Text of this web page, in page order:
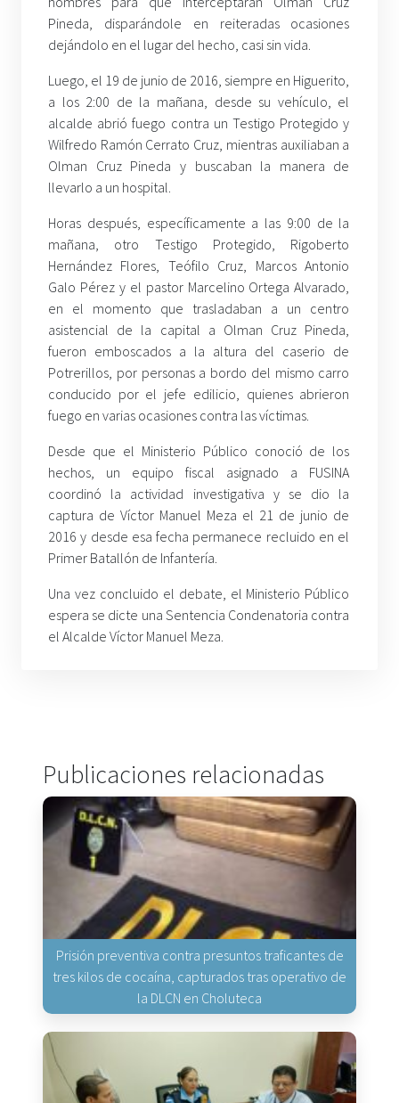
Pineda, disparándole en reiteradas ocasiones
dejándolo en el lugar del hecho, casi sin vida.
Luego, el 19 de junio de 2016, siempre en Higuerito,
a los 2:00 de la mañana, desde su vehículo, el
alcalde abrió fuego contra un Testigo Protegido y
Wilfredo Ramón Cerrato Cruz, mientras auxiliaban a
Olman Cruz Pineda y buscaban la manera de
llevarlo a un hospital.
Horas después, específicamente a las 9:00 de la
mañana, otro Testigo Protegido, Rigoberto
Hernández Flores, Teófilo Cruz, Marcos Antonio
Galo Pérez y el pastor Marcelino Ortega Alvarado,
en el momento que trasladaban a un centro
asistencial de la capital a Olman Cruz Pineda,
fueron emboscados a la altura del caserio de
Potrerillos, por personas a bordo del mismo carro
conducido por el jefe edilicio, quienes abrieron
fuego en varias ocasiones contra las víctimas.
Desde que el Ministerio Público conoció de los
hechos, un equipo fiscal asignado a FUSINA
coordinó la actividad investigativa y se dio la
captura de Víctor Manuel Meza el 21 de junio de
2016 y desde esa fecha permanece recluido en el
Primer Batallón de Infantería.
Una vez concluido el debate, el Ministerio Público
espera se dicte una Sentencia Condenatoria contra
el Alcalde Víctor Manuel Meza.
Publicaciones relacionadas
Prisión preventiva contra presuntos traficantes de
tres kilos de cocaína, capturados tras operativo de
la DLCN en Choluteca